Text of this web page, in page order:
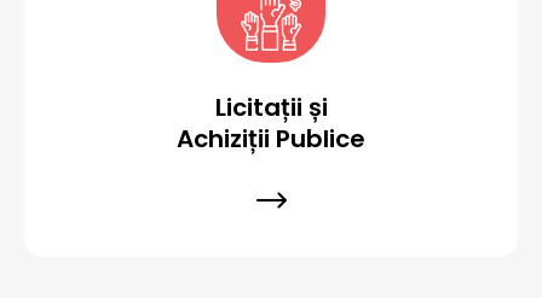
Licitații și
Achiziții Publice